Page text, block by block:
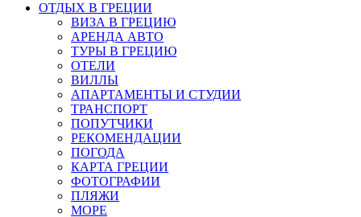
ОТДЫХ В ГРЕЦИИ
ВИЗА В ГРЕЦИЮ
АРЕНДА АВТО
ТУРЫ В ГРЕЦИЮ
ОТЕЛИ
ВИЛЛЫ
АПАРТАМЕНТЫ И СТУДИИ
ТРАНСПОРТ
ПОПУТЧИКИ
РЕКОМЕНДАЦИИ
ПОГОДА
КАРТА ГРЕЦИИ
ФОТОГРАФИИ
ПЛЯЖИ
МОРЕ